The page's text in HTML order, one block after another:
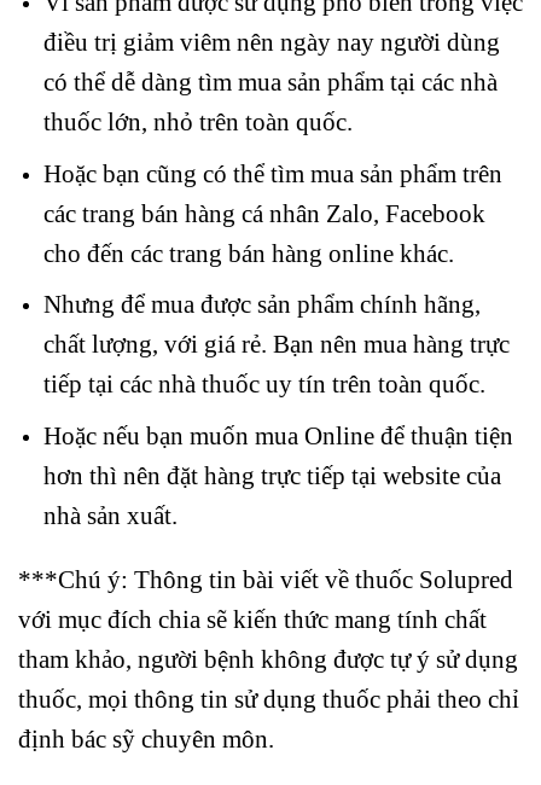
điều trị giảm viêm nên ngày nay người dùng
có thể dễ dàng tìm mua sản phẩm tại các nhà
thuốc lớn, nhỏ trên toàn quốc.
Hoặc bạn cũng có thể tìm mua sản phẩm trên
các trang bán hàng cá nhân Zalo, Facebook
cho đến các trang bán hàng online khác.
Nhưng để mua được sản phẩm chính hãng,
chất lượng, với giá rẻ. Bạn nên mua hàng trực
tiếp tại các nhà thuốc uy tín trên toàn quốc.
Hoặc nếu bạn muốn mua Online để thuận tiện
hơn thì nên đặt hàng trực tiếp tại website của
nhà sản xuất.
***Chú ý: Thông tin bài viết về thuốc Solupred
với mục đích chia sẽ kiến thức mang tính chất
tham khảo, người bệnh không được tự ý sử dụng
thuốc, mọi thông tin sử dụng thuốc phải theo chỉ
định bác sỹ chuyên môn.